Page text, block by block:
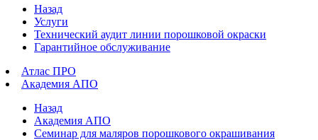
Назад
Услуги
Технический аудит линии порошковой окраски
Гарантийное обслуживание
Атлас ПРО
Академия АПО
Назад
Академия АПО
Семинар для маляров порошкового окрашивания